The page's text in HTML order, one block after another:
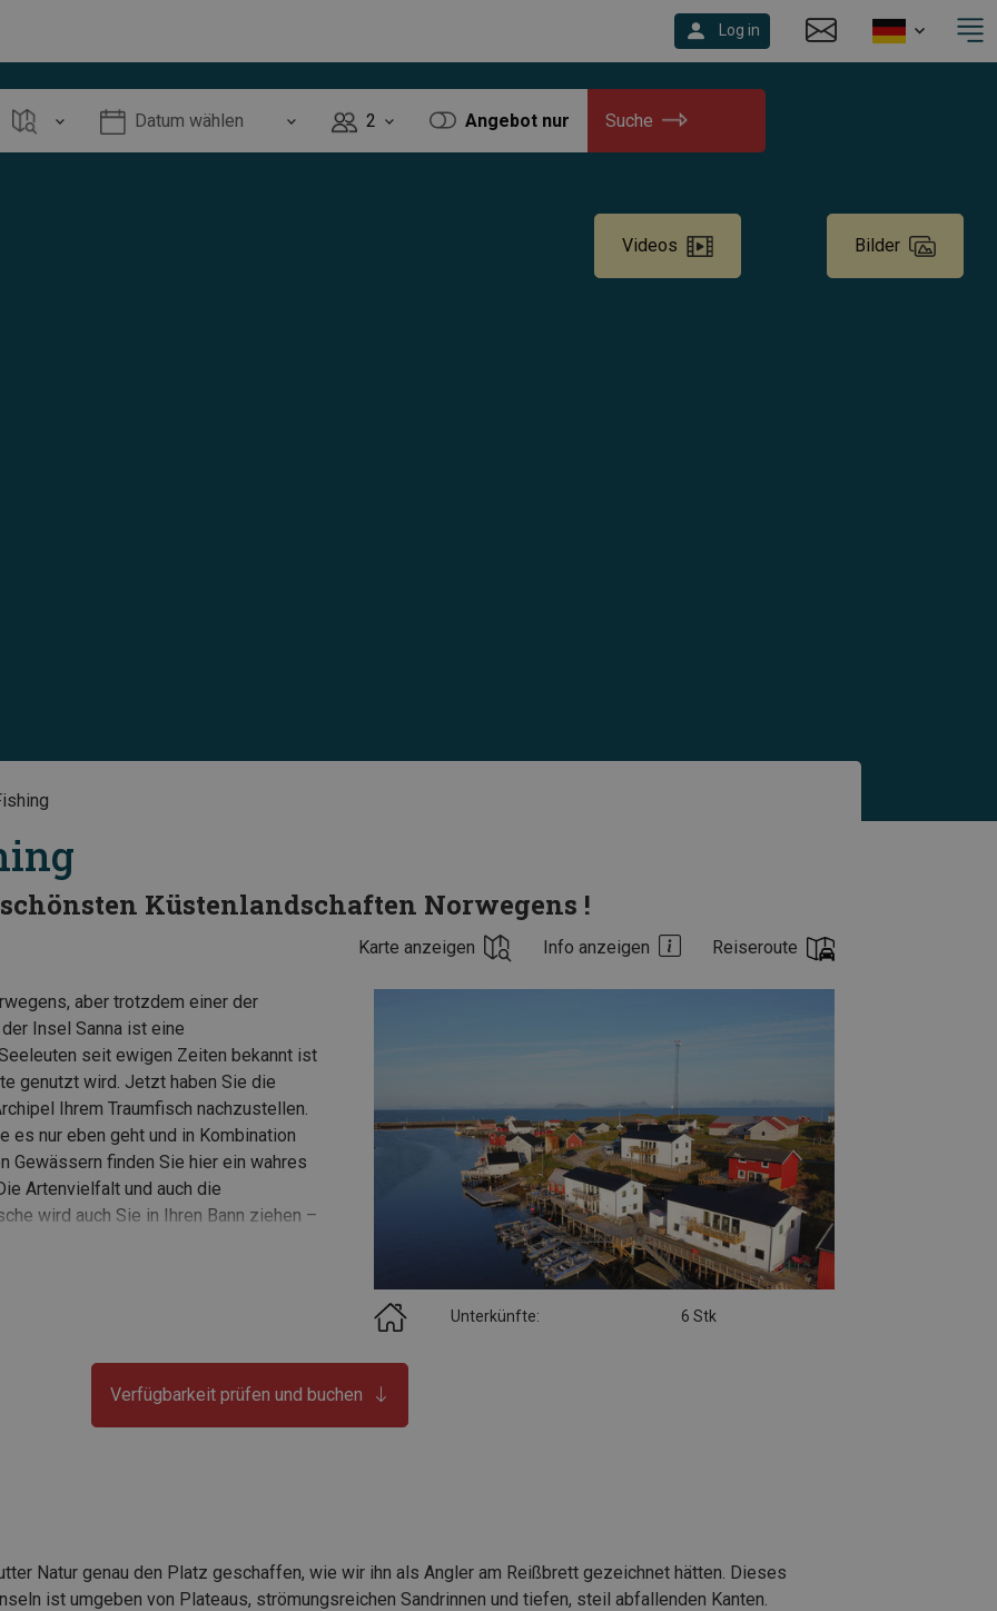
Log in
Datum wählen 2 Angebot nur Suche
Bilder
Videos
Küstenlandschaften Norwegens !
Karte anzeigen Info anzeigen Reiseroute
aber trotzdem einer der
Insel Sanna ist eine
seit ewigen Zeiten bekannt ist
genutzt wird. Jetzt haben Sie die
Ihrem Traumfisch nachzustellen.
nur eben geht und in Kombination
Gewässern finden Sie hier ein wahres
Artenvielfalt und auch die
wird auch Sie in Ihren Bann ziehen –
Herzlich willkommen!
Sanna!
Unterkünfte: 6 Stk
Verfügbarkeit prüfen und buchen
Natur genau den Platz geschaffen, wie wir ihn als Angler am Reißbrett gezeichnet hätten. Dieses
ist umgeben von Plateaus, strömungsreichen Sandrinnen und tiefen, steil abfallenden Kanten.